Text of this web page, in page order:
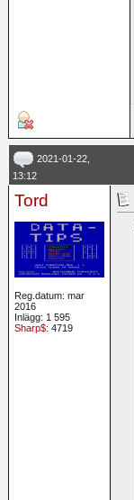
2021-01-22,
13:12
Tord
Reg.datum: mar
2016
Inlägg: 1 595
Sharp$: 4719